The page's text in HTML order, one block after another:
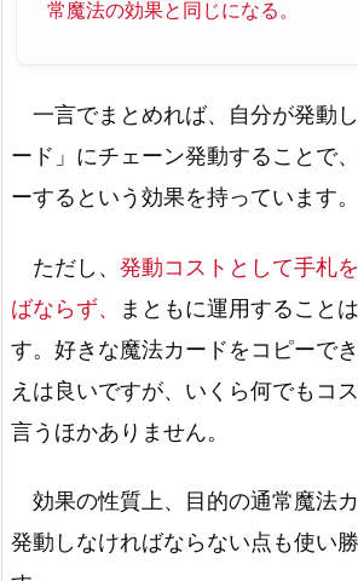
常魔法の効果と同じになる。
一言でまとめれば、自分が発動
ード」にチェーン発動することで
ーするという効果を持っています。
ただし、 発動コストとして手札
ばならず、
まともに運用すること
す。好きな魔法カードをコピーで
えは良いですが、いくら何でもコ
言うほかありません。
効果の性質上、目的の通常魔法
発動しなければならない点も使い